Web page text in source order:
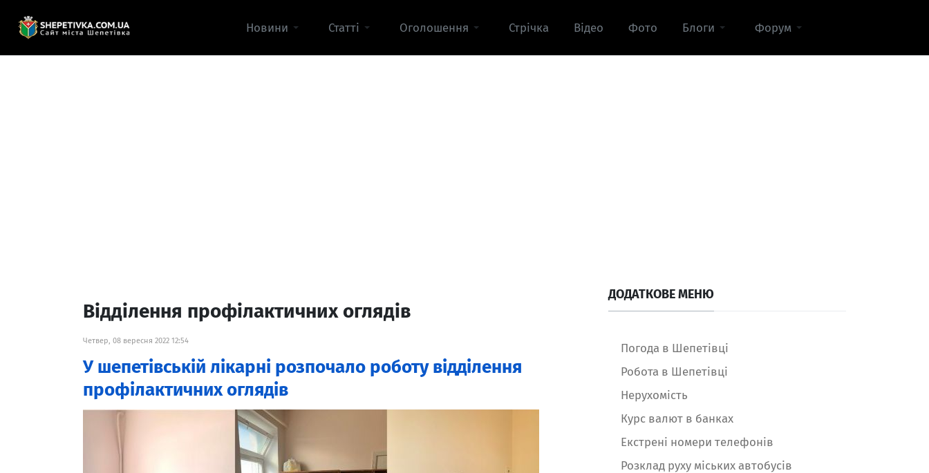
Новини Статті Оголошення Стрічка Відео Фото Блоги Форум
Відділення профілактичних оглядів
Четвер, 08 вересня 2022 12:54
У шепетівській лікарні розпочало роботу відділення
профілактичних оглядів
ДОДАТКОВЕ МЕНЮ
Погода в Шепетівці
Робота в Шепетівці
Нерухомість
Курс валют в банках
Екстрені номери телефонів
Розклад руху міських автобусів